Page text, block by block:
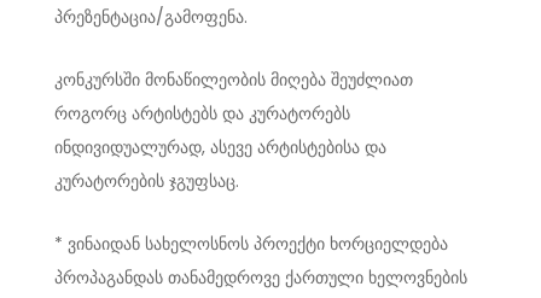
პრეზენტაცია/გამოფენა.
კონკურსში მონაწილეობის მიღება შეუძლიათ
როგორც არტისტებს და კურატორებს
ინდივიდუალურად, ასევე არტისტებისა და
კურატორების ჯგუფსაც.
* ვინაიდან სახელოსნოს პროექტი ხორციელდება
პროპაგანდას თანამედროვე ქართული ხელოვნების